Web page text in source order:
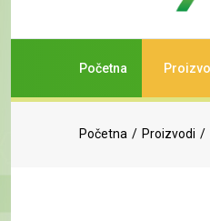
Početna
Početna Proizvodi